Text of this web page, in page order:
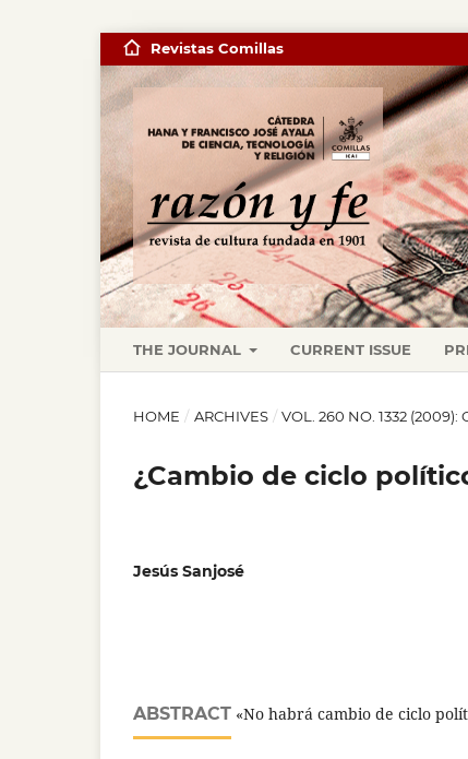
THE JOURNAL CURRENT ISSUE
Revistas Comillas
HOME / ARCHIVES / VOL. 260 NO. 1332 (2009):
¿Cambio de ciclo
Jesús Sanjosé
ABSTRACT «No habrá cambio de ciclo